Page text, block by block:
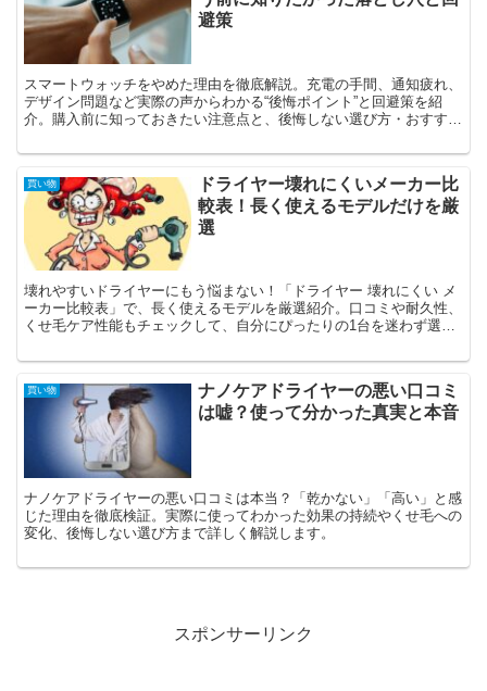
避策
スマートウォッチをやめた理由を徹底解説。充電の手間、通知疲れ、
デザイン問題など実際の声からわかる“後悔ポイント”と回避策を紹
介。購入前に知っておきたい注意点と、後悔しない選び方・おすすめ
買い物
ドライヤー壊れにくいメーカー比
較表！長く使えるモデルだけを厳
選
壊れやすいドライヤーにもう悩まない！「ドライヤー 壊れにくい メ
ーカー比較表」で、長く使えるモデルを厳選紹介。口コミや耐久性、
くせ毛ケア性能もチェックして、自分にぴったりの1台を迷わず選べ
買い物
ナノケアドライヤーの悪い口コミ
は嘘？使って分かった真実と本音
ナノケアドライヤーの悪い口コミは本当？「乾かない」「高い」と感
じた理由を徹底検証。実際に使ってわかった効果の持続やくせ毛への
変化、後悔しない選び方まで詳しく解説します。
スポンサーリンク